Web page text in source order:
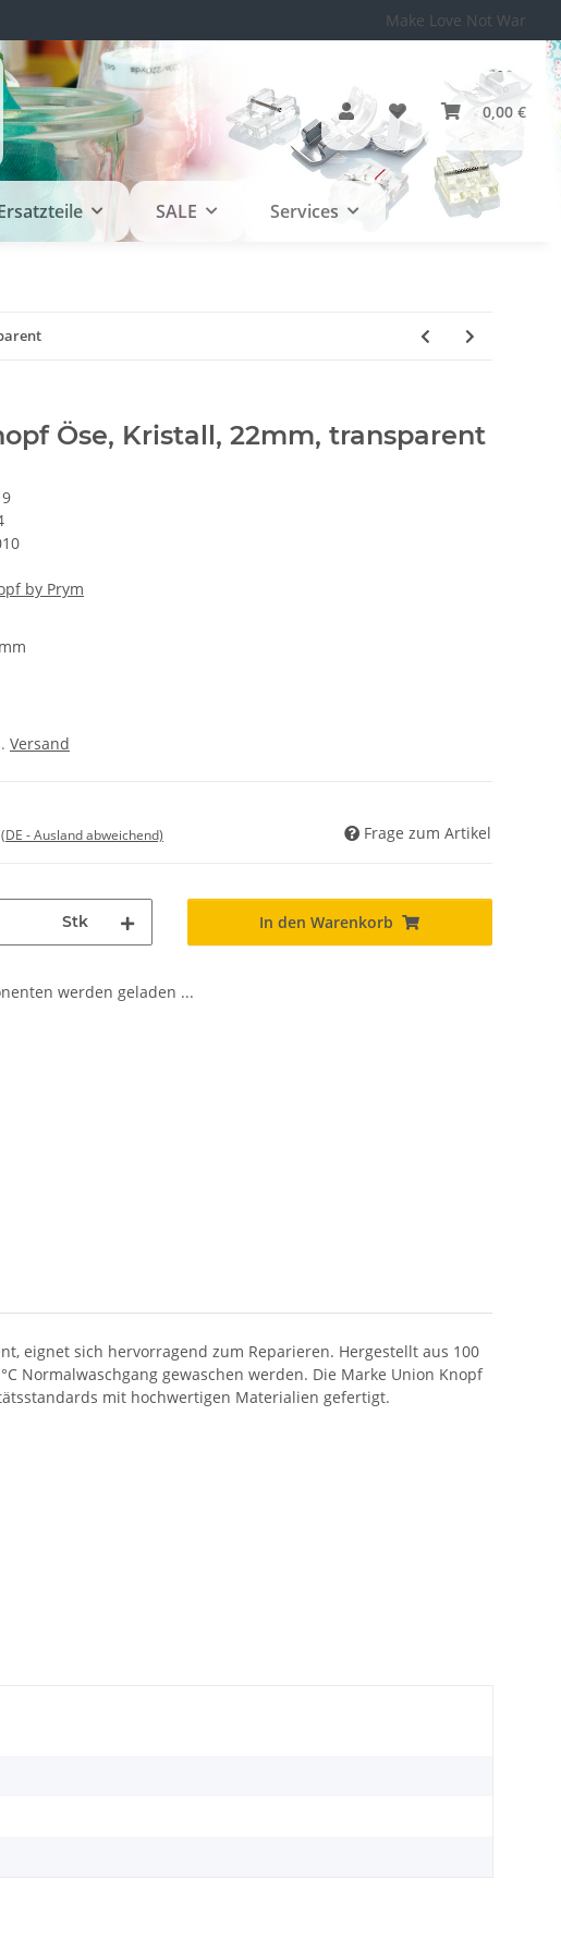
Make Love Not War
0,00 €
SALE Services
Öse, Kristall, 22mm, transparent
by Prym
Versand
(DE - Ausland abweichend) Frage zum Artikel
Stk In den Warenkorb
werden geladen ...
eignet sich hervorragend zum Reparieren. Hergestellt aus 100
Normalwaschgang gewaschen werden. Die Marke Union Knopf
mit hochwertigen Materialien gefertigt.